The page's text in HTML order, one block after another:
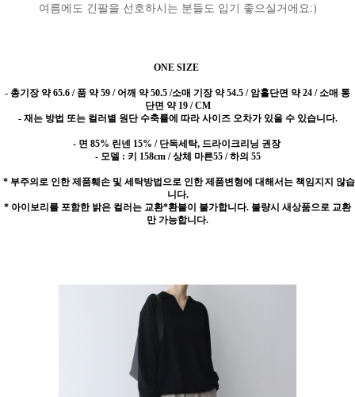
여름에도 긴팔을 선호하시는 분들도 입기 좋으실거에요:)
ONE SIZE
- 총기장 약 65.6 / 품 약 59 / 어깨 약 50.5 /소매 기장 약 54.5 / 암홀단면 약 24 / 소매 통
단면 약 19 / CM
- 재는 방법 또는 컬러별 원단 수축률에 따라 사이즈 오차가 있을 수 있습니다.
- 면 85% 린넨 15% / 단독세탁, 드라이크리닝 권장
- 모델 : 키 158cm / 상체 마른55 / 하의 55
* 부주의로 인한 제품훼손 및 세탁방법으로 인한 제품변형에 대해서는 책임지지 않습
니다.
* 아이보리를 포함한 밝은 컬러는 교환*환불이 불가합니다. 불량시 새상품으로 교환
만 가능합니다.